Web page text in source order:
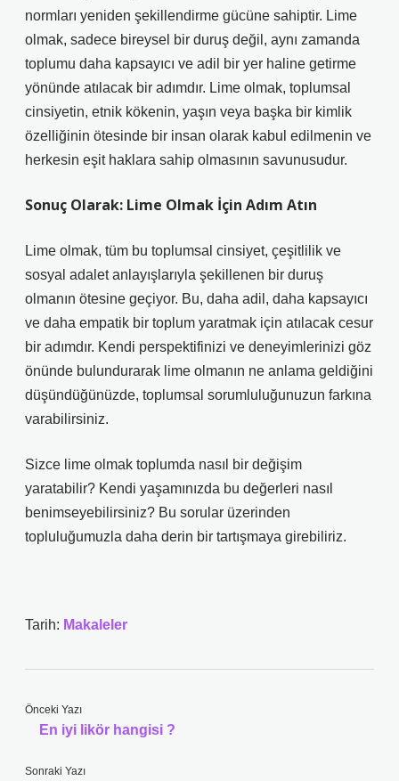
normları yeniden şekillendirme gücüne sahiptir. Lime
olmak, sadece bireysel bir duruş değil, aynı zamanda
toplumu daha kapsayıcı ve adil bir yer haline getirme
yönünde atılacak bir adımdır. Lime olmak, toplumsal
cinsiyetin, etnik kökenin, yaşın veya başka bir kimlik
özelliğinin ötesinde bir insan olarak kabul edilmenin ve
herkesin eşit haklara sahip olmasının savunusudur.
Sonuç Olarak: Lime Olmak İçin Adım Atın
Lime olmak, tüm bu toplumsal cinsiyet, çeşitlilik ve
sosyal adalet anlayışlarıyla şekillenen bir duruş
olmanın ötesine geçiyor. Bu, daha adil, daha kapsayıcı
ve daha empatik bir toplum yaratmak için atılacak cesur
bir adımdır. Kendi perspektifinizi ve deneyimlerinizi göz
önünde bulundurarak lime olmanın ne anlama geldiğini
düşündüğünüzde, toplumsal sorumluluğunuzun farkına
varabilirsiniz.
Sizce lime olmak toplumda nasıl bir değişim
yaratabilir? Kendi yaşamınızda bu değerleri nasıl
benimseyebilirsiniz? Bu sorular üzerinden
topluluğumuzla daha derin bir tartışmaya girebiliriz.
Tarih: Makaleler
Önceki Yazı
En iyi likör hangisi ?
Sonraki Yazı